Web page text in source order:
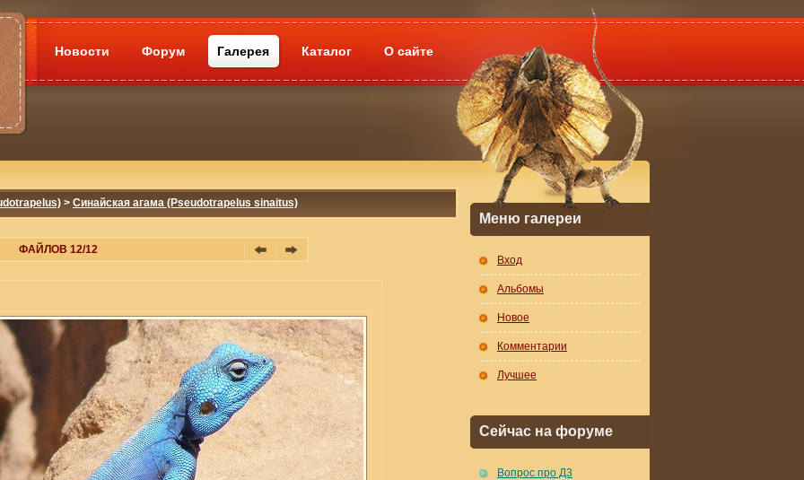
Новости Форум Галерея Каталог О сайте
> Синайская агама (Pseudotrapelus sinaitus)
ФАЙЛОВ 12/12
Меню галереи
Вход
Альбомы
Новое
Комментарии
Лучшее
Сейчас на форуме
Вопрос про Д3